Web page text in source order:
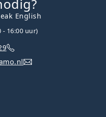
English
- 16:00 uur)